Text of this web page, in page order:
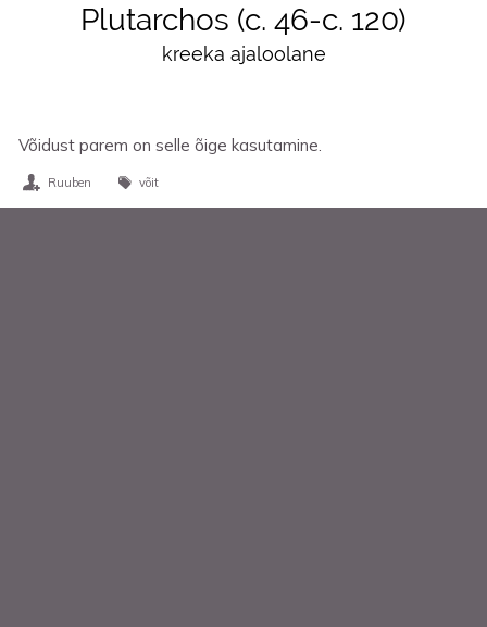
Plutarchos c. 46-c. 120
kreeka ajaloolane
Võidust parem on selle õige kasutamine.
Ruuben võit